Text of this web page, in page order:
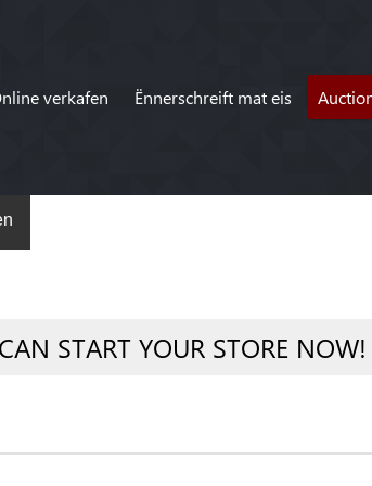
verkafen Ënnerschreift mat eis
START YOUR STORE NOW!